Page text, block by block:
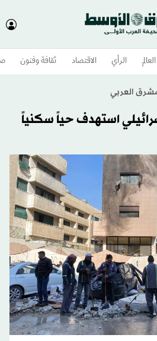
العالم الرأي الاقتصاد ثقافة وفنون
العربي
استهدف حياً سكنياً